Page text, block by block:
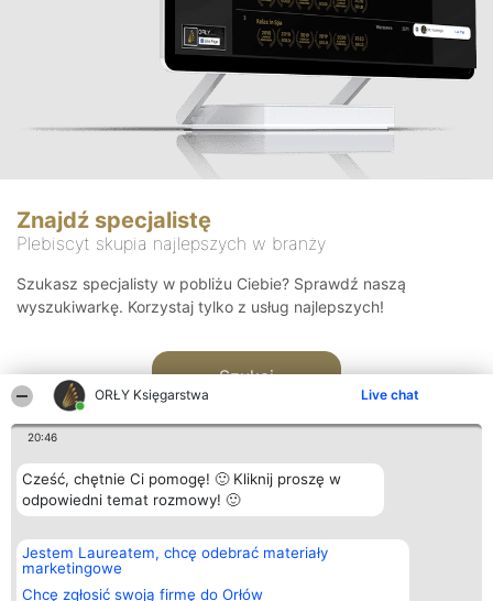
ORŁY Księgarstwa Live chat
20:46
Cześć, chętnie Ci pomogę! 🙂 Kliknij proszę w
odpowiedni temat rozmowy! 🙂
Jestem Laureatem, chcę odebrać materiały
marketingowe
Chcę zgłosić swoją firmę do Orłów
Znajdź specjalistę
Plebiscyt skupia najlepszych w branży
Szukasz specjalisty w pobliżu Ciebie? Sprawdź naszą
wyszukiwarkę. Korzystaj tylko z usług najlepszych!
Szukaj
Organizator plebiscytu
Bright Side Solutions sp. z o.
o. sp. k.
ul. Ruska 22
Plebiscyt
Laureaci
wszystkich
Kontakt
Kontakt